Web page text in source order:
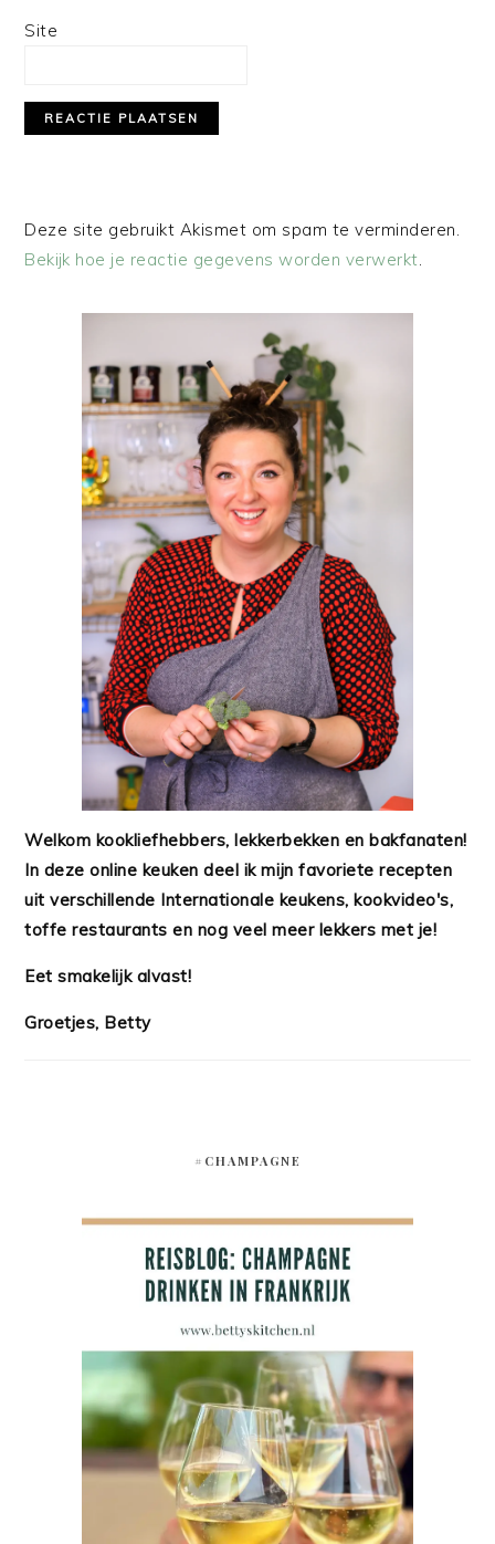
Site
Deze site gebruikt Akismet om spam te verminderen.
Bekijk hoe je reactie gegevens worden verwerkt.
Welkom kookliefhebbers, lekkerbekken en bakfanaten!
In deze online keuken deel ik mijn favoriete recepten
uit verschillende Internationale keukens, kookvideo's,
toffe restaurants en nog veel meer lekkers met je!
Eet smakelijk alvast!
Groetjes, Betty
#CHAMPAGNE